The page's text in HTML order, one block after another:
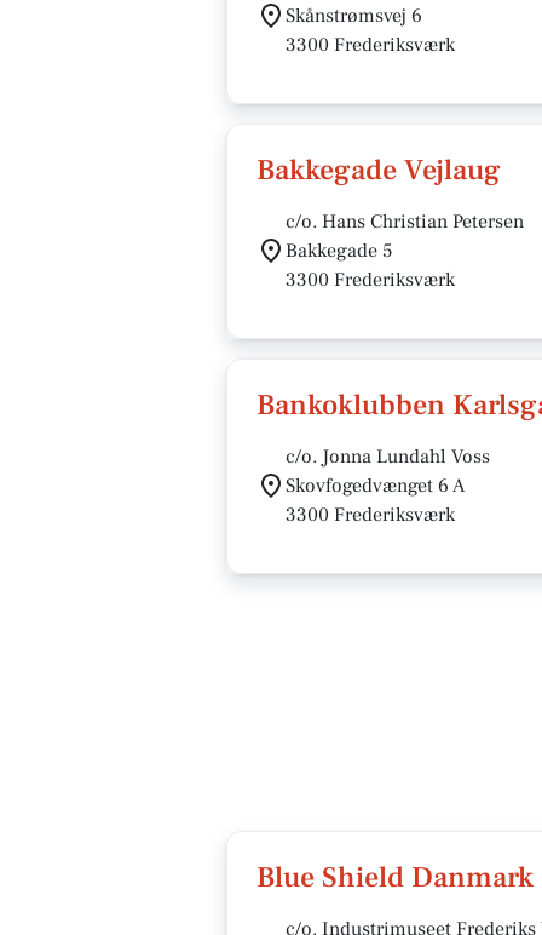
Skånstrømsvej 6
3300 Frederiksværk
Bakkegade Vejlaug
c/o. Hans Christian Petersen
Bakkegade 5
3300 Frederiksværk
Bankoklubben
c/o. Jonna Lundahl Voss
Skovfogedvænget 6 A
3300 Frederiksværk
Blue Shield Danmark
c/o. Industrimuseet Frederiks